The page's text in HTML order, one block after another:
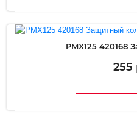
PMX125 420168
255